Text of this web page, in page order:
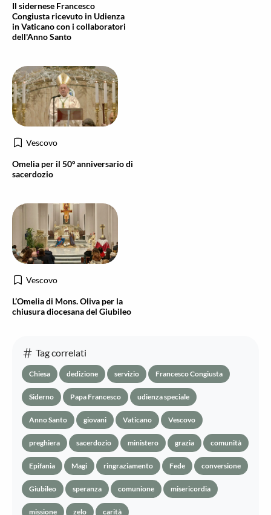
Il sidernese Francesco
Congiusta ricevuto in Udienza
in Vaticano con i collaboratori
dell'Anno Santo
Vescovo
Omelia per il 50º anniversario di
sacerdozio
Vescovo
L’Omelia di Mons. Oliva per la
chiusura diocesana del Giubileo
Tag correlati
Chiesa dedizione servizio Francesco Congiusta
Siderno Papa Francesco udienza speciale
Anno Santo giovani Vaticano Vescovo
preghiera sacerdozio ministero grazia comunità
Epifania Magi ringraziamento Fede conversione
Giubileo speranza comunione misericordia
missione zelo carità